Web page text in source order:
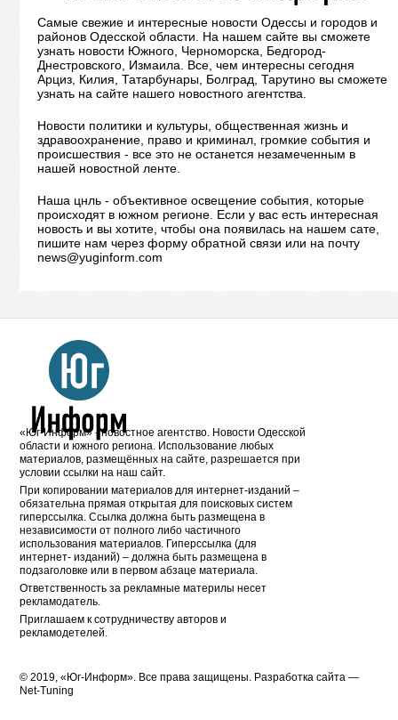
Самые свежие и интересные новости Одессы и городов и
районов Одесской области. На нашем сайте вы сможете
узнать новости Южного, Черноморска, Бедгород-
Днестровского, Измаила. Все, чем интересны сегодня
Арциз, Килия, Татарбунары, Болград, Тарутино вы сможете
узнать на сайте нашего новостного агентства.
Новости политики и культуры, общественная жизнь и
здравоохранение, право и криминал, громкие события и
происшествия - все это не останется незамеченным в
нашей новостной ленте.
Наша цнль - объективное освещение события, которые
происходят в южном регионе. Если у вас есть интересная
новость и вы хотите, чтобы она появилась на нашем сате,
пишите нам через форму обратной связи или на почту
news@yuginform.com
«Юг-Информ» - новостное агентство. Новости Одесской
области и южного региона. Использование любых
материалов, размещённых на сайте, разрешается при
условии ссылки на наш сайт.
При копировании материалов для интернет-изданий –
обязательна прямая открытая для поисковых систем
гиперссылка. Ссылка должна быть размещена в
независимости от полного либо частичного
использования материалов. Гиперссылка (для
интернет- изданий) – должна быть размещена в
подзаголовке или в первом абзаце материала.
Ответственность за рекламные материлы несет
рекламодатель.
Приглашаем к сотрудничеству авторов и
рекламодетелей.
© 2019, «Юг-Информ». Все права защищены. Разработка cайта —
Net-Tuning